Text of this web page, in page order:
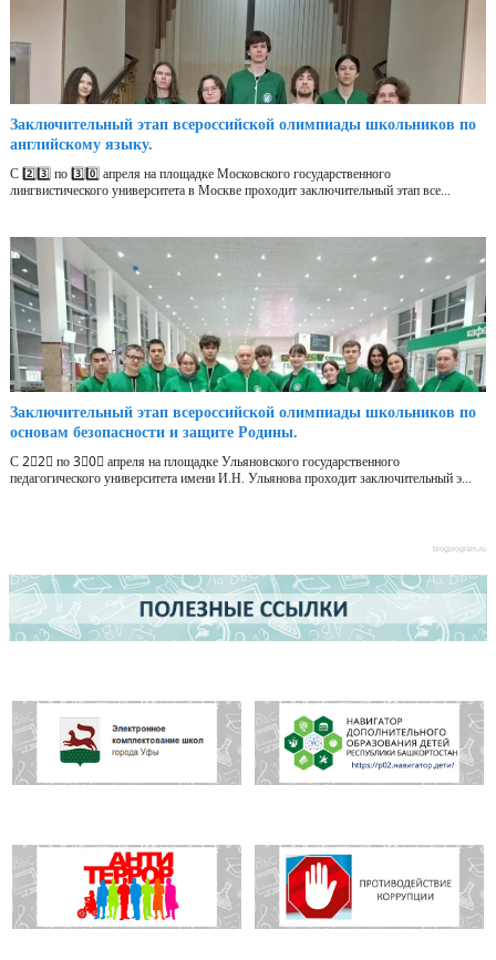
Заключительный этап всероссийской олимпиады школьников по
английскому языку.
С 2️⃣3️⃣ по 3️⃣0️⃣ апреля на площадке Московского государственного
лингвистического университета в Москве проходит заключительный этап все...
Заключительный этап всероссийской олимпиады школьников по
основам безопасности и защите Родины.
С 2⃣2⃣ по 3⃣0⃣ апреля на площадке Ульяновского государственного
педагогического университета имени И.Н. Ульянова проходит заключительный э...
blogprogram.ru